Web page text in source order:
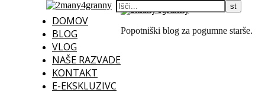
DOMOV
BLOG
VLOG
NAŠE RAZVADE
KONTAKT
E-EKSKLUZIVC
Popotniški blog za pogumne starše.